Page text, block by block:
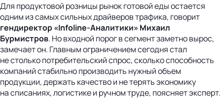
Для продуктовой розницы рынок готовой еды остается
одним из самых сильных драйверов трафика, говорит
гендиректор«Infoline-Аналитики» Михаил
Бурмистров. Но входной порог в сегмент заметно вырос,
замечает он. Главным ограничением сегодня стал
не столько потребительский спрос, сколько способность
компаний стабильно производить нужный объем
продукции, держать качество и не терять экономику
на списаниях, логистике и ручном труде, поясняет эксперт.